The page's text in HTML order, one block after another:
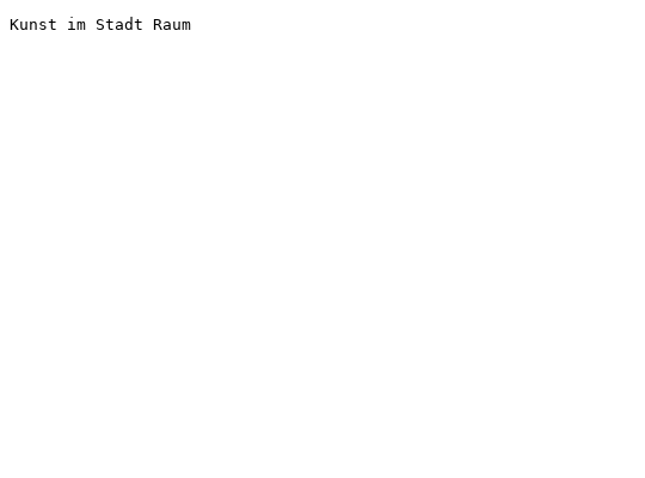
Kunst im Stadt Raum